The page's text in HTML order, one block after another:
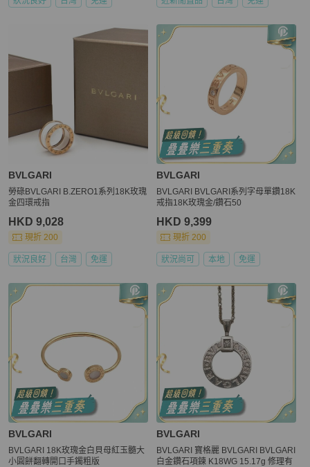
BVLGARI
勞碌BVLGARI B.ZERO1系列18K玫瑰
金四環戒指
HKD 9,028
現折 200
狀況良好 台灣 免運
BVLGARI
BVLGARI BVLGARI系列字母單鑽18K
戒指18K玫瑰金/鑽石50
HKD 9,399
現折 200
狀況尚可 本地 免運
BVLGARI
BVLGARI 18K玫瑰金白貝母紅玉髓大
小圓餅翻轉開口手鐲粗版
BVLGARI
BVLGARI 寶格麗 BVLGARI BVLGARI
白金鑽石項鍊 K18WG 15.17g 修理有